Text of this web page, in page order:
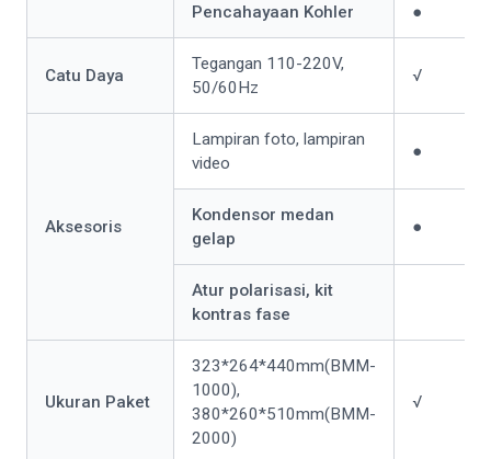
Pencahayaan Kohler ●
Catu Daya
Tegangan 110-220V,
50/60Hz
√
Aksesoris
Lampiran foto, lampiran
video
●
Kondensor medan
gelap
●
Atur polarisasi, kit
kontras fase
Ukuran Paket
323*264*440mm(BMM-
1000),
380*260*510mm(BMM-
2000)
√